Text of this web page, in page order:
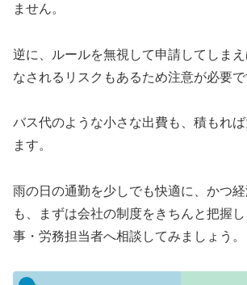
ません。
逆に、ルールを無視して申請してしま
なされるリスクもあるため注意が必要で
バス代のような小さな出費も、積もれ
ます。
雨の日の通勤を少しでも快適に、かつ
も、まずは会社の制度をきちんと把握
事・労務担当者へ相談してみましょう。